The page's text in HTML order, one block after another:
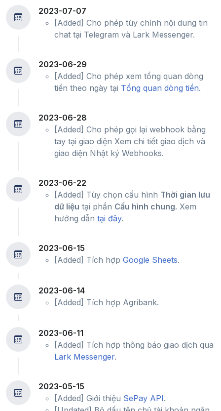
2023-07-07
[Added] Cho phép tùy chỉnh nội dung tin
chat tại Telegram và Lark Messenger.
2023-06-29
[Added] Cho phép xem tổng quan dòng
tiền theo ngày tại Tổng quan dòng tiền.
2023-06-28
[Added] Cho phép gọi lại webhook bằng
tay tại giao diện Xem chi tiết giao dịch và
giao diện Nhật ký Webhooks.
2023-06-22
[Added] Tùy chọn cấu hình Thời gian lưu
dữ liệu tại phần Cấu hình chung. Xem
hướng dẫn tại đây.
2023-06-15
[Added] Tích hợp Google Sheets.
2023-06-14
[Added] Tích hợp Agribank.
2023-06-11
[Added] Tích hợp thông báo giao dịch qua
Lark Messenger.
2023-05-15
[Added] Giới thiệu SePay API.